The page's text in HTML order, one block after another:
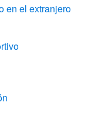
en el extranjero